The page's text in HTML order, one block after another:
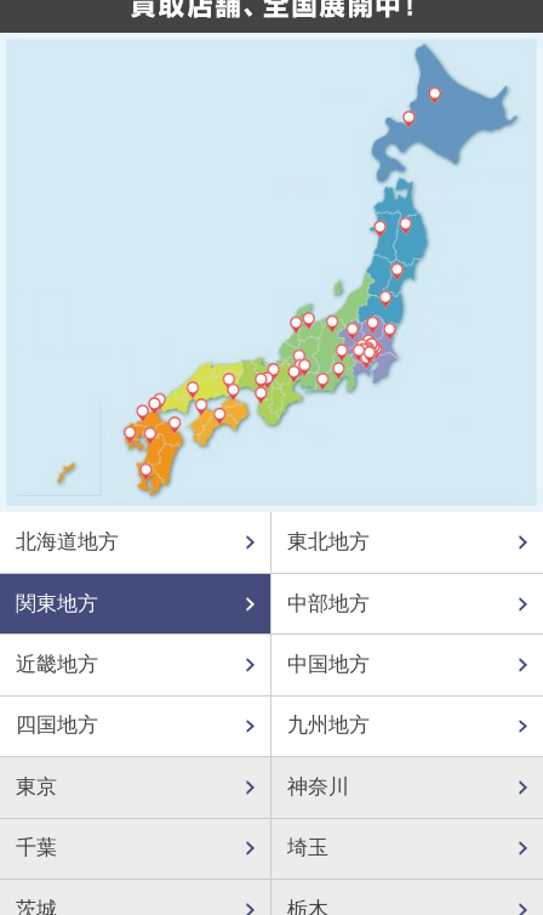
北海道地方 東北地方
関東地方 中部地方
近畿地方 中国地方
四国地方 九州地方
東京 神奈川
千葉 埼玉
茨城 栃木